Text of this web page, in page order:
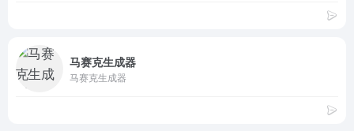
马赛克生成器
马赛克生成器